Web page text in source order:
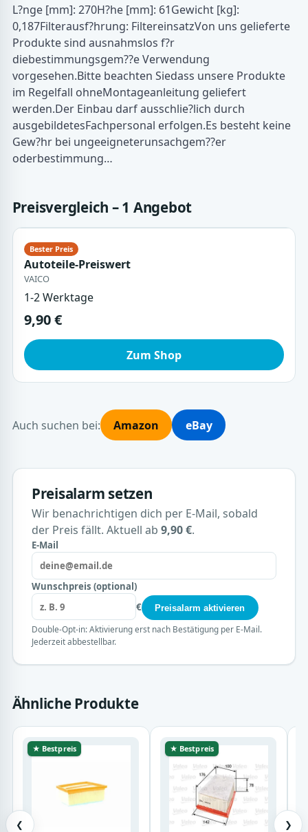
L?nge [mm]: 270H?he [mm]: 61Gewicht [kg]:
0,187Filterausf?hrung: FiltereinsatzVon uns gelieferte
Produkte sind ausnahmslos f?r
diebestimmungsgem??e Verwendung
vorgesehen.Bitte beachten Siedass unsere Produkte
im Regelfall ohneMontageanleitung geliefert
werden.Der Einbau darf ausschlie?lich durch
ausgebildetesFachpersonal erfolgen.Es besteht keine
Gew?hr bei ungeeigneterunsachgem??er
oderbestimmung…
Preisvergleich – 1 Angebot
Autoteile-Preiswert
VAICO
1-2 Werktage
9,90 €
Zum Shop
Auch suchen bei: Amazon eBay
Preisalarm setzen
Wir benachrichtigen dich per E-Mail, sobald
der Preis fällt. Aktuell ab 9,90 €.
E-Mail
Wunschpreis (optional)
€
Preisalarm aktivieren
Double-Opt-in: Aktivierung erst nach Bestätigung per E-Mail.
Jederzeit abbestellbar.
Ähnliche Produkte
❮
★ Bestpreis ★ Bestpreis
❯